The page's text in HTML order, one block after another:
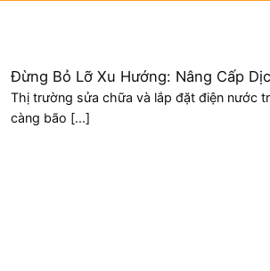
Đừng Bỏ Lỡ Xu Hướng: Nâng Cấp
Bạn Với Công Nghệ Sục Rửa Không
Thị trường sửa chữa và lắp đặt điện nước
càng bão [...]